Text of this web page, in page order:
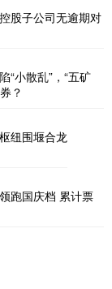
股子公司无逾期对
“小散乱”，“五矿
？
纽围堰合龙
跑国庆档 累计票